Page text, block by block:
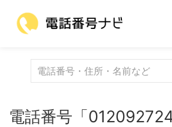
電話番号「